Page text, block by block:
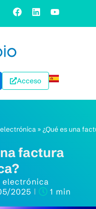
Acceso
» ¿Qué es una
factura
electrónica
2025 1 min